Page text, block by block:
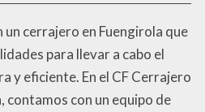
cerrajero en Fuengirola que
para llevar a cabo el
y eficiente. En el CF Cerrajero
contamos con un equipo de